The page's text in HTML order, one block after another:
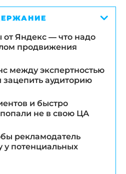
Яндекс — что надо
продвижения
между экспертностью
аудиторию
и быстро
попали не в свою ЦА
рекламодатель
у потенциальных